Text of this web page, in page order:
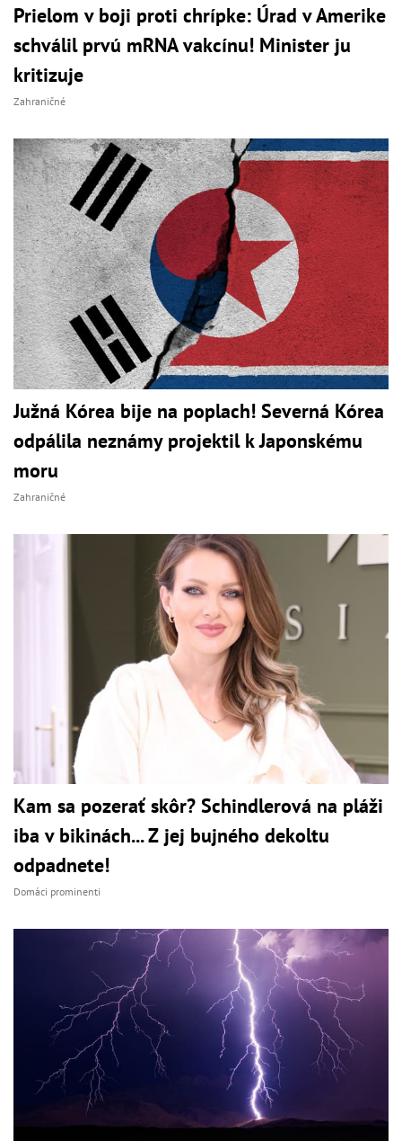
Prielom v boji proti chrípke: Úrad v Amerike
schválil prvú mRNA vakcínu! Minister ju
kritizuje
Zahraničné
Južná Kórea bije na poplach! Severná Kórea
odpálila neznámy projektil k Japonskému
moru
Zahraničné
Kam sa pozerať skôr? Schindlerová na pláži
iba v bikinách... Z jej bujného dekoltu
odpadnete!
Domáci prominenti